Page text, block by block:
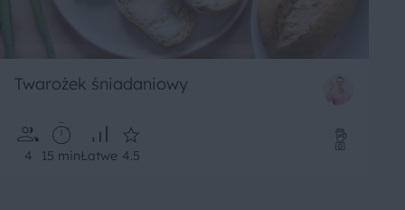
Twarożek śniadaniowy
4 15 minŁatwe 4.5